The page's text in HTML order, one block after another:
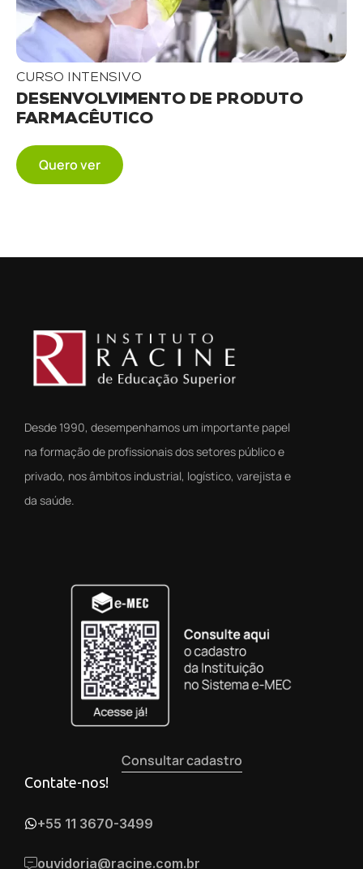
CURSO INTENSIVO
DESENVOLVIMENTO DE PRODUTO
FARMACÊUTICO
Quero ver
Desde 1990, desempenhamos um importante papel
na formação de profissionais dos setores público e
privado, nos âmbitos industrial, logístico, varejista e
da saúde.
Consultar cadastro
Contate-nos!
+55 11 3670-3499
ouvidoria@racine.com.br